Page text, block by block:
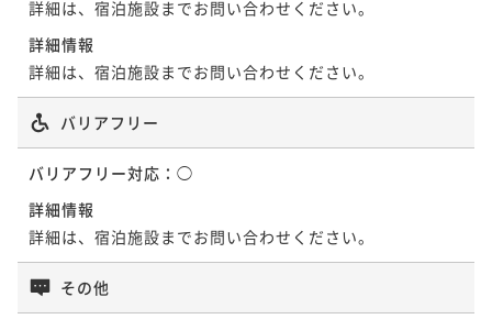
詳細は、宿泊施設までお問い合わせください。
詳細情報
詳細は、宿泊施設までお問い合わせください。
バリアフリー
バリアフリー対応： ◯
詳細情報
詳細は、宿泊施設までお問い合わせください。
その他